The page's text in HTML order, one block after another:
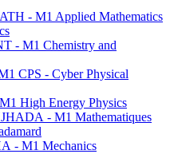
- M1 Applied Mathematics
- M1 Chemistry and
CPS - Cyber Physical
High Energy Physics
- M1 Mathematiques
- M1 Mechanics